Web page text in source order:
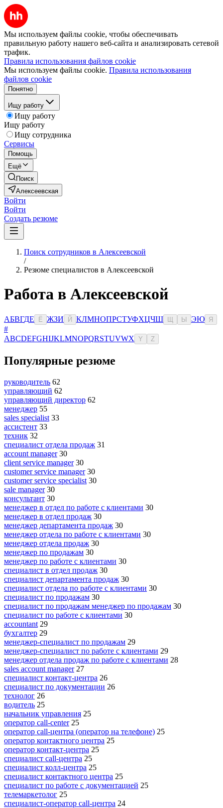
Мы используем файлы cookie, чтобы обеспечивать
правильную работу нашего веб-сайта и анализировать сетевой
трафик.
Правила использования файлов cookie
Мы используем файлы cookie. Правила использования
файлов cookie
Понятно
Ищу работу
Ищу работу
Ищу работу
Ищу сотрудника
Сервисы
Помощь
Ещё
Поиск
Алексеевская
Войти
Войти
Создать резюме
Поиск сотрудников в Алексеевской
/
Резюме специалистов в Алексеевской
Работа в Алексеевской
АБВГДЕ Ё ЖЗИ Й КЛМНОПРСТУФХЦЧШ Ы ЭЮ Я
#
ABCDEFGHIJKLMNOPQRSTUVWX Y Z
Популярные резюме
руководитель 62
управляющий 62
управляющий директор 62
менеджер 55
sales specialist 33
ассистент 33
техник 32
специалист отдела продаж 31
account manager 30
client service manager 30
customer service manager 30
customer service specialist 30
sale manager 30
консультант 30
менеджер в отдел по работе с клиентами 30
менеджер в отдел продаж 30
менеджер департамента продаж 30
менеджер отдела по работе с клиентами 30
менеджер отдела продаж 30
менеджер по продажам 30
менеджер по работе с клиентами 30
специалист в отдел продаж 30
специалист департамента продаж 30
специалист отдела по работе с клиентами 30
специалист по продажам 30
специалист по продажам менеджер по продажам 30
специалист по работе с клиентами 30
accountant 29
бухгалтер 29
менеджер-специалист по продажам 29
менеджер-специалист по работе с клиентами 29
менеджер отдела продаж по работе с клиентами 28
sales account manager 27
специалист контакт-центра 26
специалист по документации 26
технолог 26
водитель 25
начальник управления 25
оператор call-center 25
оператор call-центра (оператор на телефоне) 25
оператор контактного центра 25
оператор контакт-центра 25
специалист call-центра 25
специалист колл-центра 25
специалист контактного центра 25
специалист по работе с документацией 25
телемаркетолог 25
специалист-оператор call-центра 24